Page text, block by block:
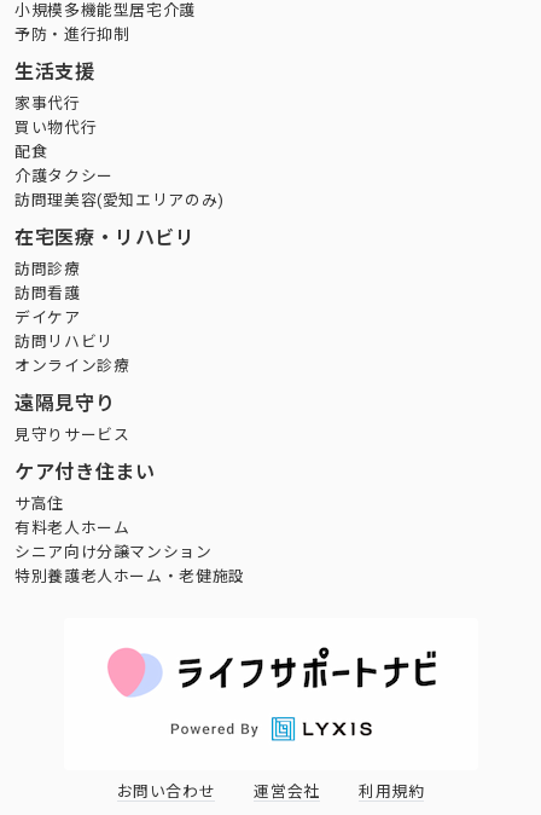
小規模多機能型居宅介護
予防・進行抑制
生活支援
家事代行
買い物代行
配食
介護タクシー
訪問理美容(愛知エリアのみ)
在宅医療・リハビリ
訪問診療
訪問看護
デイケア
訪問リハビリ
オンライン診療
遠隔見守り
見守りサービス
ケア付き住まい
サ高住
有料老人ホーム
シニア向け分譲マンション
特別養護老人ホーム・老健施設
お問い合わせ 運営会社 利用規約